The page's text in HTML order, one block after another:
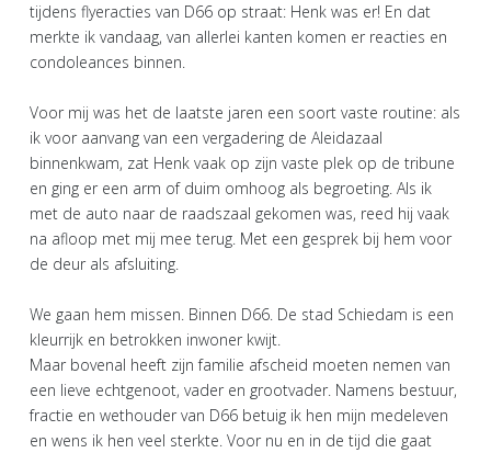
tijdens flyeracties van D66 op straat: Henk was er! En dat
merkte ik vandaag, van allerlei kanten komen er reacties en
condoleances binnen.
Voor mij was het de laatste jaren een soort vaste routine: als
ik voor aanvang van een vergadering de Aleidazaal
binnenkwam, zat Henk vaak op zijn vaste plek op de tribune
en ging er een arm of duim omhoog als begroeting. Als ik
met de auto naar de raadszaal gekomen was, reed hij vaak
na afloop met mij mee terug. Met een gesprek bij hem voor
de deur als afsluiting.
We gaan hem missen. Binnen D66. De stad Schiedam is een
kleurrijk en betrokken inwoner kwijt.
Maar bovenal heeft zijn familie afscheid moeten nemen van
een lieve echtgenoot, vader en grootvader. Namens bestuur,
fractie en wethouder van D66 betuig ik hen mijn medeleven
en wens ik hen veel sterkte. Voor nu en in de tijd die gaat